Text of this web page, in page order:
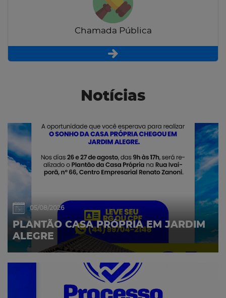
Chamada Pública
Notícias
05/08/2026
PLANTÃO CASA PRÓPRIA EM JARDIM
ALEGRE